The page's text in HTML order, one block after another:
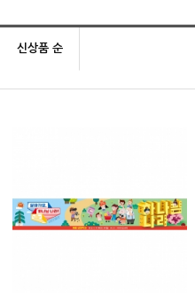
신상품 순